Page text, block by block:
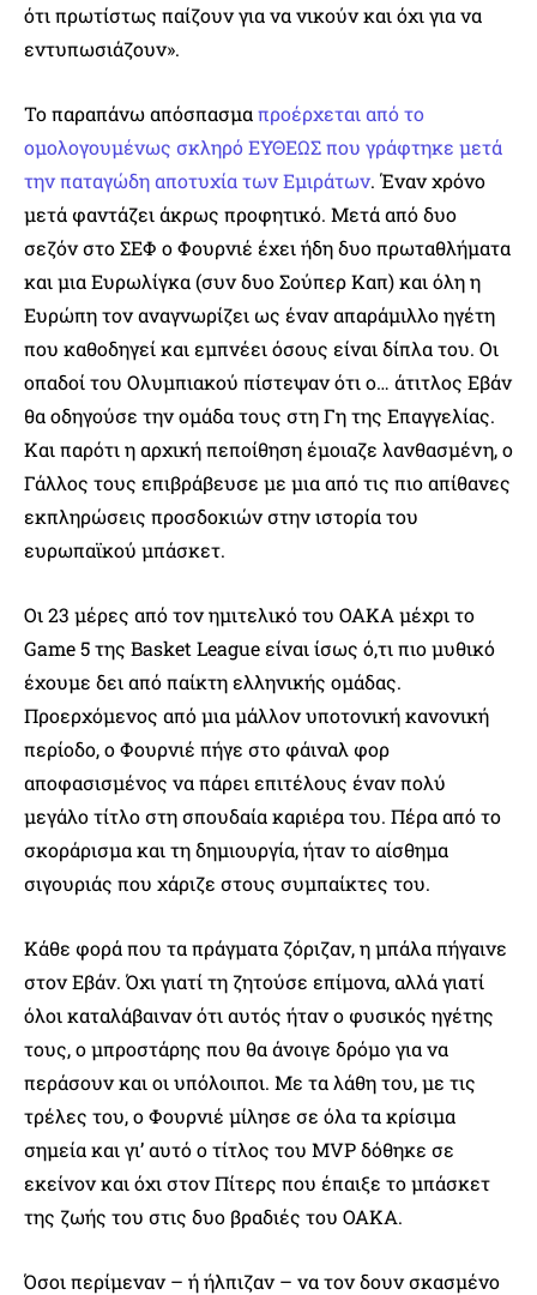
ότι πρωτίστως παίζουν για να νικούν και όχι για να
εντυπωσιάζουν».
Το παραπάνω απόσπασμαπροέρχεται από το
ομολογουμένως σκληρό ΕΥΘΕΩΣ που γράφτηκε μετά
την παταγώδη αποτυχία των Εμιράτων. Έναν χρόνο
μετά φαντάζει άκρως προφητικό. Μετά από δυο
σεζόν στο ΣΕΦ ο Φουρνιέ έχει ήδη δυο πρωταθλήματα
και μια Ευρωλίγκα (συν δυο Σούπερ Καπ) και όλη η
Ευρώπη τον αναγνωρίζει ως έναν απαράμιλλο ηγέτη
που καθοδηγεί και εμπνέει όσους είναι δίπλα του. Οι
οπαδοί του Ολυμπιακού πίστεψαν ότι ο… άτιτλος Εβάν
θα οδηγούσε την ομάδα τους στη Γη της Επαγγελίας.
Και παρότι η αρχική πεποίθηση έμοιαζε λανθασμένη, ο
Γάλλος τους επιβράβευσε με μια από τις πιο απίθανες
εκπληρώσεις προσδοκιών στην ιστορία του
ευρωπαϊκού μπάσκετ.
Οι 23 μέρες από τον ημιτελικό του ΟΑΚΑ μέχρι το
Game 5 της Basket League είναι ίσως ό,τι πιο μυθικό
έχουμε δει από παίκτη ελληνικής ομάδας.
Προερχόμενος από μια μάλλον υποτονική κανονική
περίοδο, ο Φουρνιέ πήγε στο φάιναλ φορ
αποφασισμένος να πάρει επιτέλους έναν πολύ
μεγάλο τίτλο στη σπουδαία καριέρα του. Πέρα από το
σκοράρισμα και τη δημιουργία, ήταν το αίσθημα
σιγουριάς που χάριζε στους συμπαίκτες του.
Κάθε φορά που τα πράγματα ζόριζαν, η μπάλα πήγαινε
στον Εβάν. Όχι γιατί τη ζητούσε επίμονα, αλλά γιατί
όλοι καταλάβαιναν ότι αυτός ήταν ο φυσικός ηγέτης
τους, ο μπροστάρης που θα άνοιγε δρόμο για να
περάσουν και οι υπόλοιποι. Με τα λάθη του, με τις
τρέλες του, ο Φουρνιέ μίλησε σε όλα τα κρίσιμα
σημεία και γι’ αυτό ο τίτλος του MVP δόθηκε σε
εκείνον και όχι στον Πίτερς που έπαιξε το μπάσκετ
της ζωής του στις δυο βραδιές του ΟΑΚΑ.
Όσοι περίμεναν – ή ήλπιζαν – να τον δουν σκασμένο